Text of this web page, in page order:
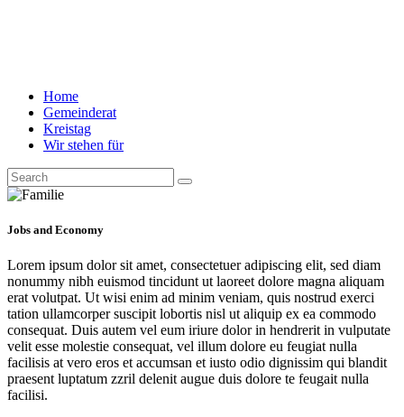
Home
Gemeinderat
Kreistag
Wir stehen für
Jobs and Economy
Lorem ipsum dolor sit amet, consectetuer adipiscing elit, sed diam
nonummy nibh euismod tincidunt ut laoreet dolore magna aliquam
erat volutpat. Ut wisi enim ad minim veniam, quis nostrud exerci
tation ullamcorper suscipit lobortis nisl ut aliquip ex ea commodo
consequat. Duis autem vel eum iriure dolor in hendrerit in vulputate
velit esse molestie consequat, vel illum dolore eu feugiat nulla
facilisis at vero eros et accumsan et iusto odio dignissim qui blandit
praesent luptatum zzril delenit augue duis dolore te feugait nulla
facilisi.